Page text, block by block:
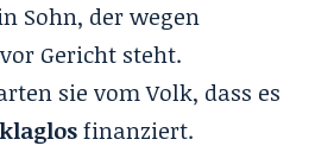
Sohn, der wegen
Gericht steht.
sie vom Volk, dass es
klaglosfinanziert.